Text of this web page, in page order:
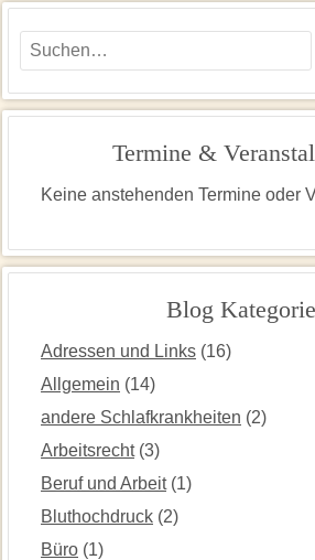
Termine &
Keine anstehenden Termine oder
Blog
Adressen und Links (16)
Allgemein (14)
andere Schlafkrankheiten (2)
Arbeitsrecht(3)
Beruf und Arbeit(1)
Bluthochdruck (2)
Büro (1)